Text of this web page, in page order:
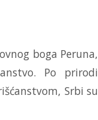
boga Peruna,
Po prirodi
Srbi su